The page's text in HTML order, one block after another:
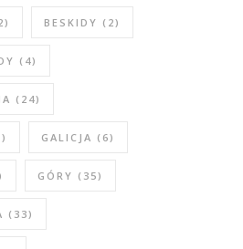
BESKIDY (2)
(4)
(24)
GALICJA (6)
GÓRY (35)
(33)